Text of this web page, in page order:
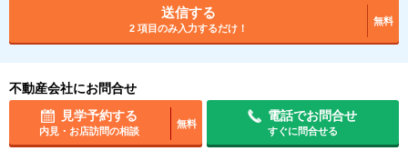
送信する
2 項目のみ入力するだけ！
無料
不動産会社にお問合せ
見学予約する
内見・お店訪問の相談
無料
電話でお問合せ
すぐに問合せる